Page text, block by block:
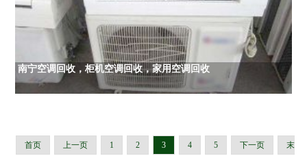
南宁空调回收，柜机空调回收，家用空调回收
首页 上一页 1 2 3 4 5 下一页 末